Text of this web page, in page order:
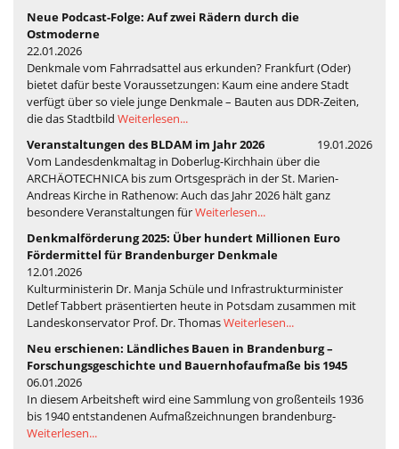
Neue Podcast-Folge: Auf zwei Rädern durch die
Ostmoderne
22.01.2026
Denkmale vom Fahrradsattel aus erkunden? Frankfurt (Oder)
bietet dafür beste Voraussetzungen: Kaum eine andere Stadt
verfügt über so viele junge Denkmale – Bauten aus DDR-Zeiten,
die das Stadtbild Weiterlesen...
Veranstaltungen des BLDAM im Jahr 2026
19.01.2026
Vom Landesdenkmaltag in Doberlug-Kirchhain über die
ARCHÄOTECHNICA bis zum Ortsgespräch in der St. Marien-
Andreas Kirche in Rathenow: Auch das Jahr 2026 hält ganz
besondere Veranstaltungen fürWeiterlesen...
Denkmalförderung 2025: Über hundert Millionen Euro
Fördermittel für Brandenburger Denkmale
12.01.2026
Kulturministerin Dr. Manja Schüle und Infrastrukturminister
Detlef Tabbert präsentierten heute in Potsdam zusammen mit
Landeskonservator Prof. Dr. ThomasWeiterlesen...
Neu erschienen: Ländliches Bauen in Brandenburg –
Forschungsgeschichte und Bauernhofaufmaße bis 1945
06.01.2026
In diesem Arbeitsheft wird eine Sammlung von großenteils 1936
bis 1940 entstandenen Aufmaßzeichnungen brandenburg-
Weiterlesen...